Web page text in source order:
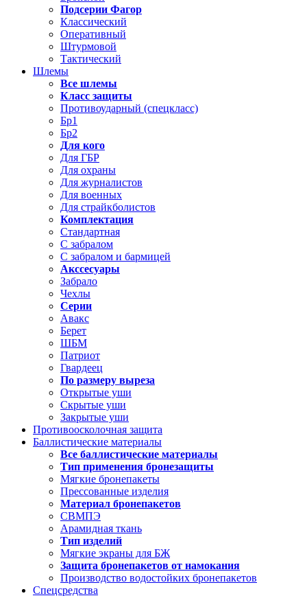
Подсерии Фагор
Классический
Оперативный
Штурмовой
Тактический
Шлемы
Все шлемы
Класс защиты
Противоударный (спецкласс)
Бр1
Бр2
Для кого
Для ГБР
Для охраны
Для журналистов
Для военных
Для страйкболистов
Комплектация
Стандартная
С забралом
С забралом и бармицей
Акссесуары
Забрало
Чехлы
Серии
Авакс
Берет
ШБМ
Патриот
Гвардеец
По размеру выреза
Открытые уши
Скрытые уши
Закрытые уши
Противоосколочная защита
Баллистические материалы
Все баллистические материалы
Тип применения бронезащиты
Мягкие бронепакеты
Прессованные изделия
Материал бронепакетов
СВМПЭ
Арамидная ткань
Тип изделий
Мягкие экраны для БЖ
Защита бронепакетов от намокания
Производство водостойких бронепакетов
Спецсредства